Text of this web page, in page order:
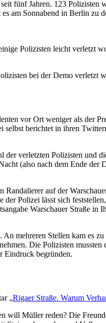
fünf Jahren. 123
am Sonnabend in Berlin zu
Polizisten leicht verletzt
bei der Demo verletzt
vor Ort weniger als der
berichtet in ihren
verletzten Polizisten und
(also nach dem Ende der
auf der
Polizei lässt sich
Warschauer Straße in
mehreren Stellen kam es
Die Polizisten
Eindruck begründen.
„Rigaer Straße. Warum
will Müller reden? Die